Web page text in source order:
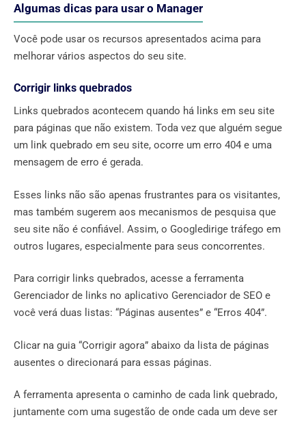
Algumas dicas para usar o Manager
Você pode usar os recursos apresentados acima para
melhorar vários aspectos do seu site.
Corrigir links quebrados
Links quebrados acontecem quando há links em seu site
para páginas que não existem. Toda vez que alguém segue
um link quebrado em seu site, ocorre um erro 404 e uma
mensagem de erro é gerada.
Esses links não são apenas frustrantes para os visitantes,
mas também sugerem aos mecanismos de pesquisa que
seu site não é confiável. Assim, o Googledirige tráfego em
outros lugares, especialmente para seus concorrentes.
Para corrigir links quebrados, acesse a ferramenta
Gerenciador de links no aplicativo Gerenciador de SEO e
você verá duas listas: “Páginas ausentes” e “Erros 404”.
Clicar na guia “Corrigir agora” abaixo da lista de páginas
ausentes o direcionará para essas páginas.
A ferramenta apresenta o caminho de cada link quebrado,
juntamente com uma sugestão de onde cada um deve ser